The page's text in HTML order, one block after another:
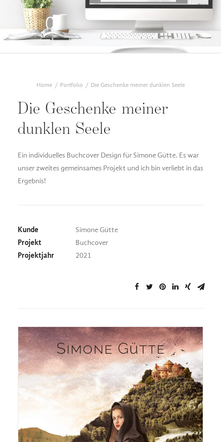
Home Portfolio Die Geschenke meiner dunklen Seele
Die Geschenke meiner
dunklen Seele
Ein individuelles Buchcover Design für Simone Gütte. Es war
unser zweites gemeinsames Projekt und ich bin verliebt in das
Ergebnis!
Kunde
Simone Gütte
Projekt
Buchcover
Projektjahr
2021